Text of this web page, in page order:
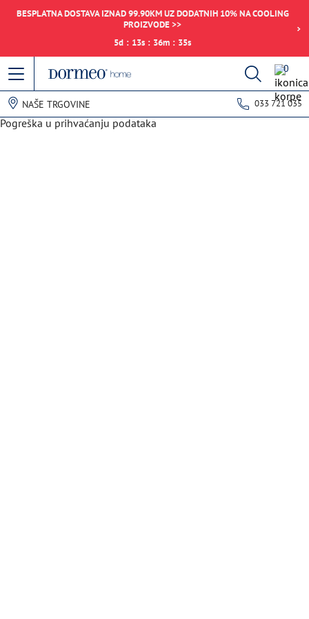
BESPLATNA DOSTAVA IZNAD 99.90KM UZ DODATNIH 10% NA COOLING
PROIZVODE >>
5d : 13s : 36m : 35s
0
NAŠE TRGOVINE 033 721 035
Pogreška u prihvaćanju podataka